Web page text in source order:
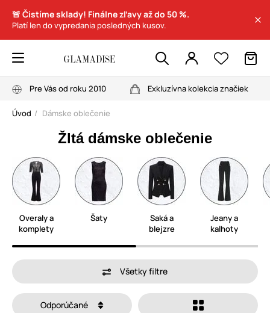
🚨 Čistíme sklady! Finálne zľavy až do 50 %.
Platí len do vypredania posledných kusov.
Pre Vás od roku 2010 Exkluzívna kolekcia značiek
Úvod Dámske oblečenie
Žltá dámske oblečenie
Overaly a
komplety
Šaty
Saká a
blejzre
Jeany a
kalhoty
Všetky filtre
Odporúčané